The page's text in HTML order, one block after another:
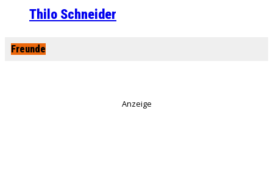
Thilo Schneider
Freunde
Anzeige